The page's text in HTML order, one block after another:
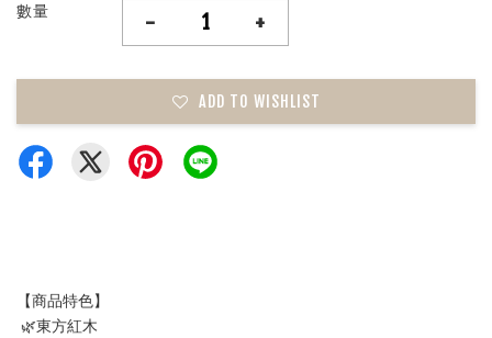
數量 - +
ADD TO WISHLIST
【商品特色】
🌿東方紅木